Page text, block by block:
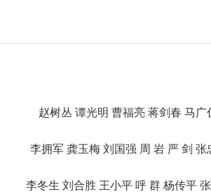
赵树丛 谭光明 曹福亮 蒋剑春 马
李拥军 龚玉梅 刘国强 周 岩 严 剑
李冬生 刘合胜 王小平 呼 群 杨传平